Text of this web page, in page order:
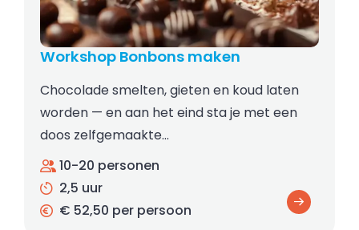
Workshop Bonbons maken
Chocolade smelten, gieten en koud laten
worden — en aan het eind sta je met een
doos zelfgemaakte…
10-20 personen
2,5 uur
€ 52,50 per persoon